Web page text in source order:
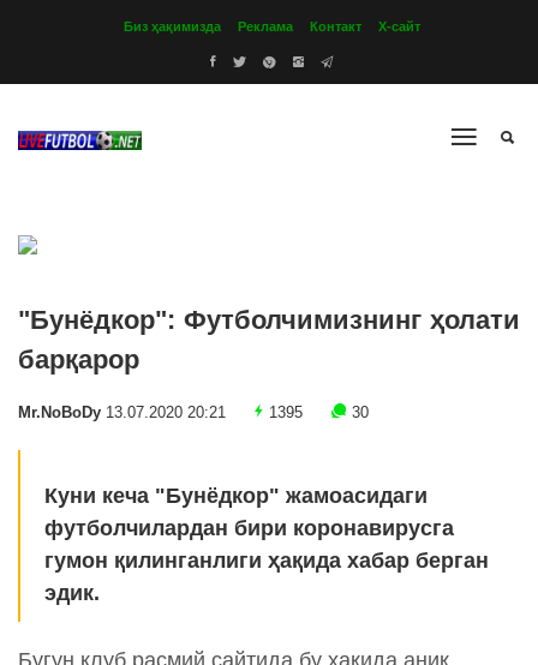
Биз ҳақимизда Реклама Контакт Х-сайт
"Бунёдкор": Футболчимизнинг ҳолати
барқарор
Mr.NoBoDy 13.07.2020 20:21 1395 30
Куни кеча "Бунёдкор" жамоасидаги
футболчилардан бири коронавирусга
гумон қилинганлиги ҳақида хабар берган
эдик.